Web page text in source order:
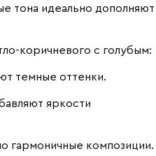
тона идеально дополняют
коричневого с голубым:
темные оттенки.
яркости
гармоничные композиции.